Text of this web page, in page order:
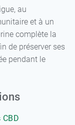
au
et à un
complète la
de préserver ses
pendant le